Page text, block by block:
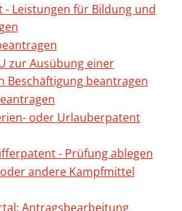
- Leistungen für Bildung und
zur Ausübung einer
Beschäftigung beantragen
oder Urlauberpatent
- Prüfung ablegen
andere Kampfmittel
Antragsbearbeitung